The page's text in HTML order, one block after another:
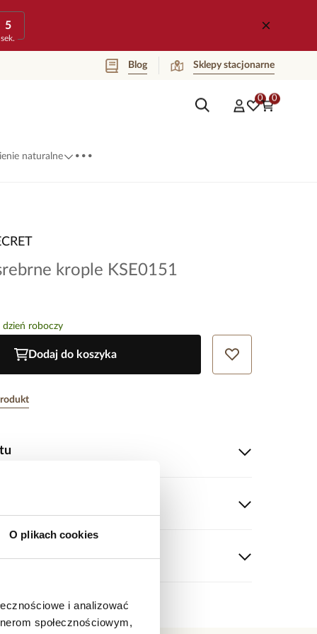
O plikach cookies
i analizować
społecznościowym,
5
sek.
Blog Sklepy stacjonarne
0 0
naturalne ...
krople KSE0151
dzień roboczy
Dodaj do koszyka